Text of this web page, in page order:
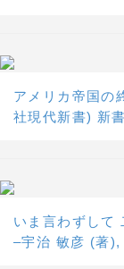
アメリカ帝国の
社現代新書) 新
いま言わずして
–宇治 敏彦 (著